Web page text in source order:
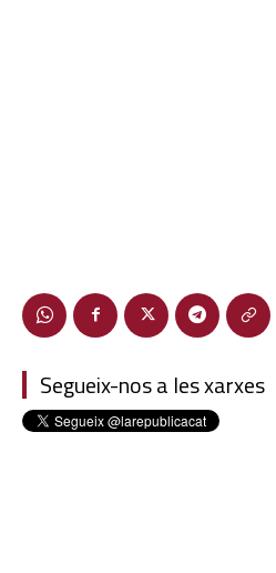
Segueix-nos a les xarxes